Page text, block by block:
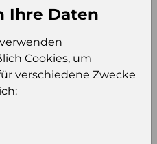
Ihre Daten
Cookies, um
verschiedene Zwecke